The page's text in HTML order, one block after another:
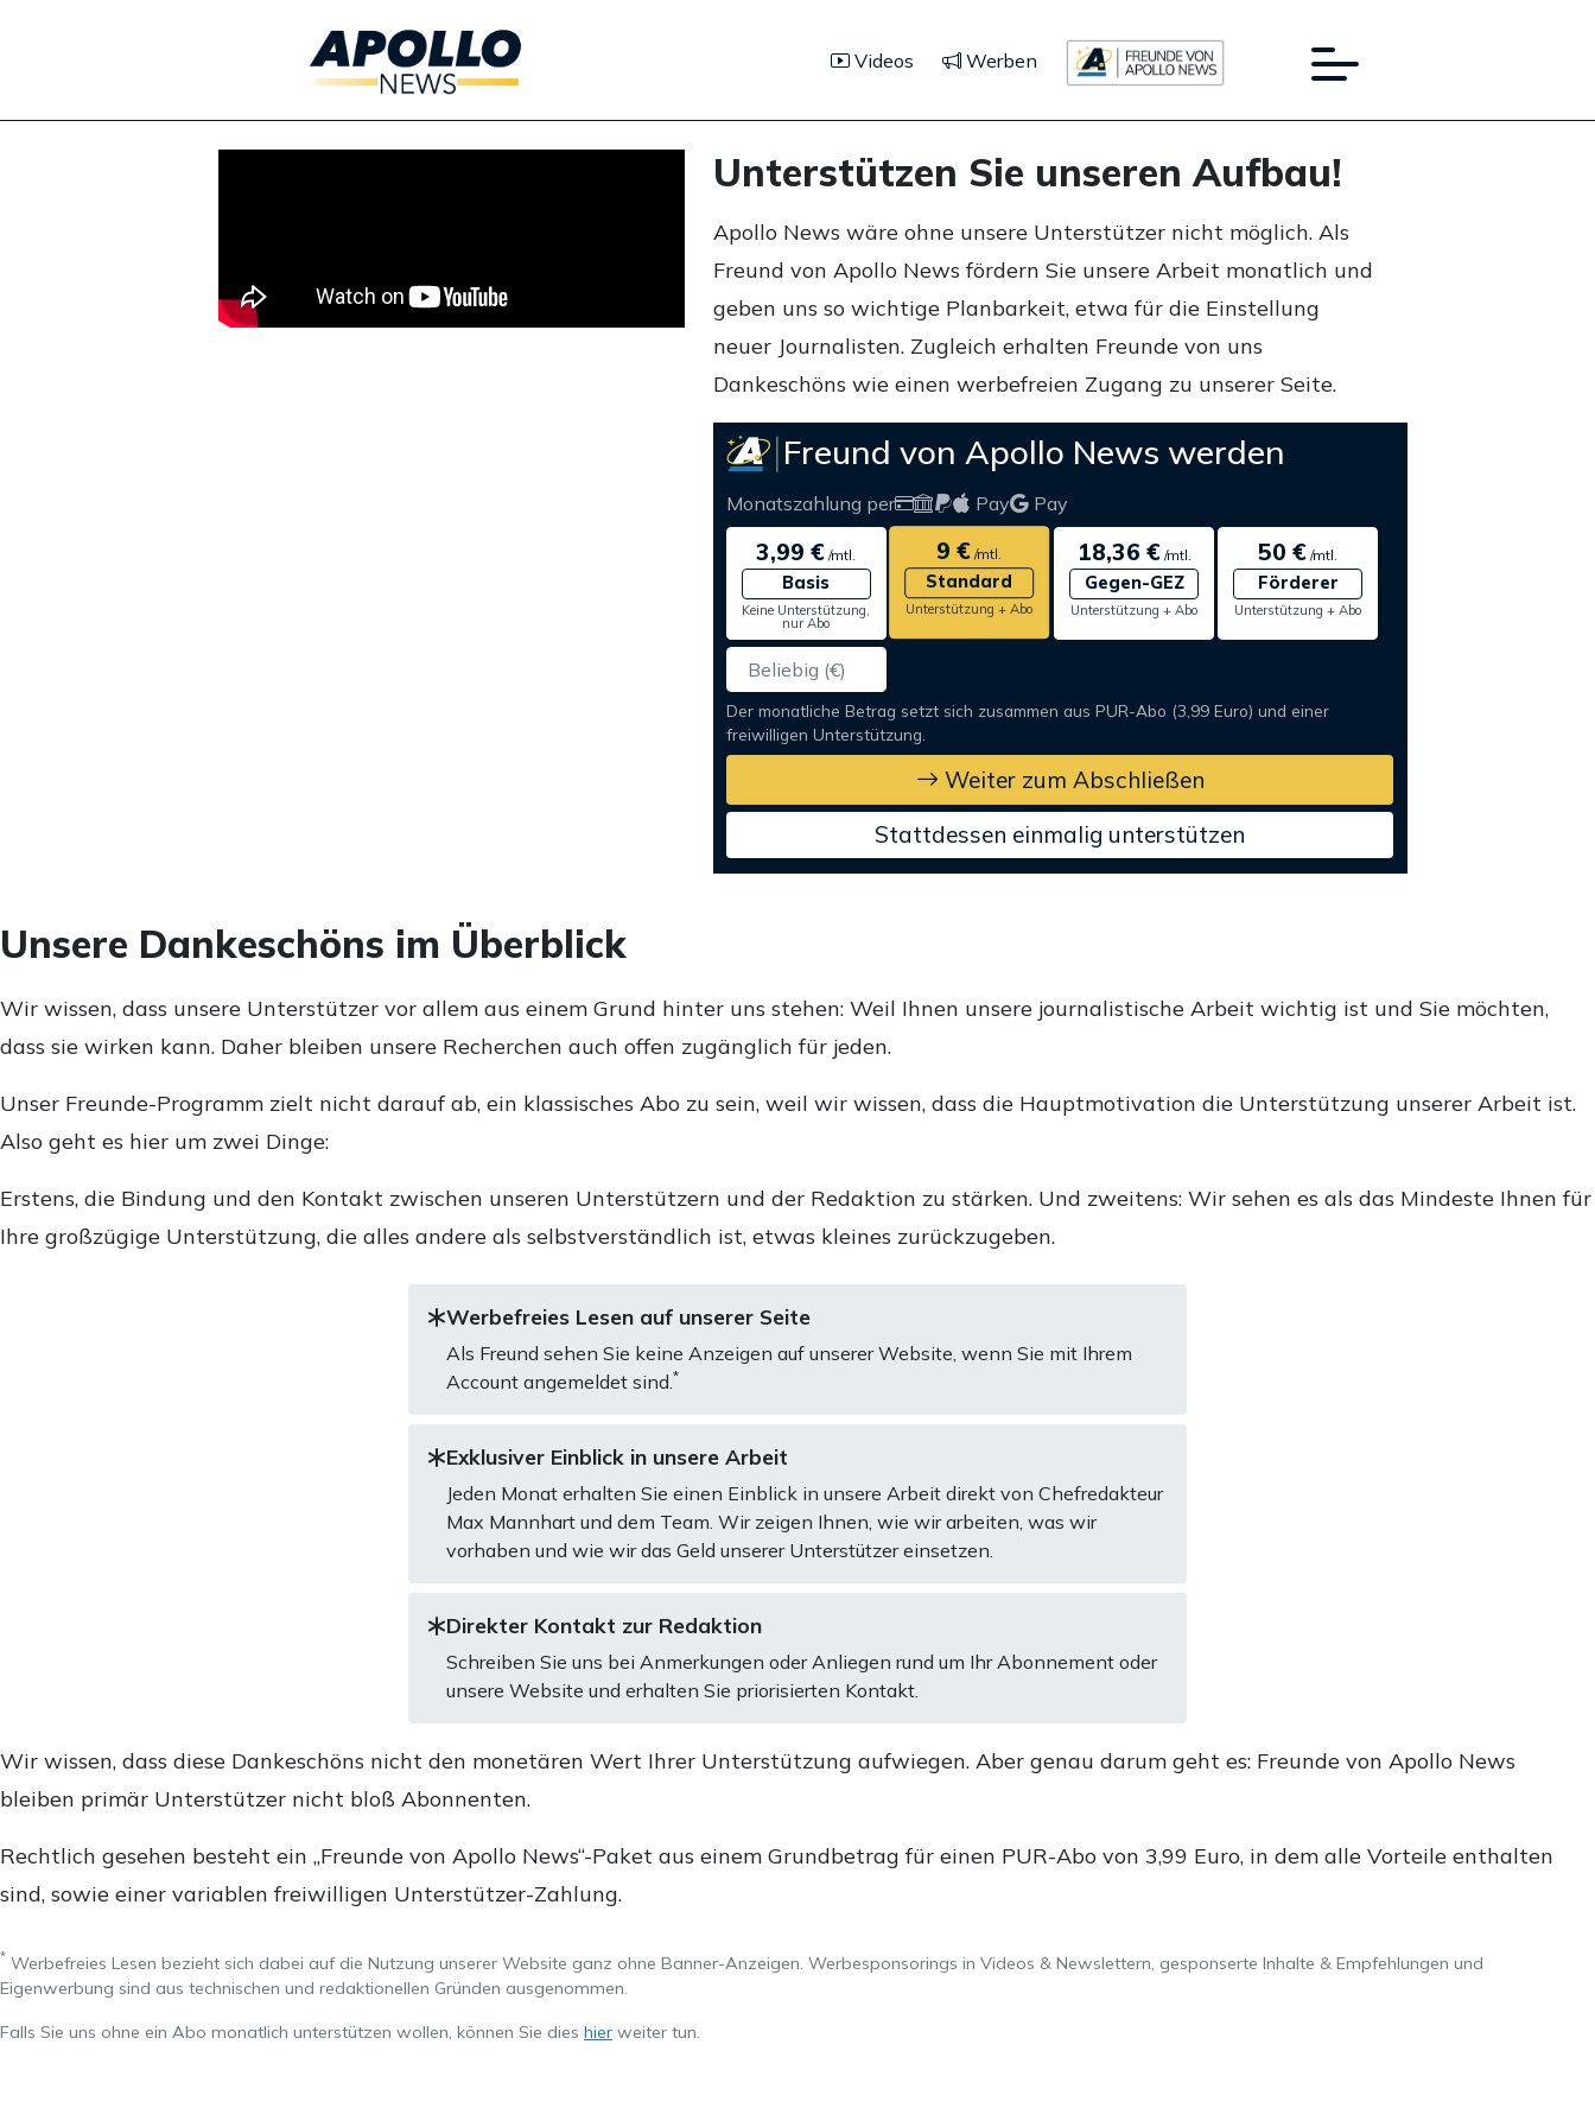
Videos Werben
Unterstützen Sie unseren Aufbau!
Apollo News wäre ohne unsere Unterstützer nicht möglich. Als
Freund von Apollo News fördern Sie unsere Arbeit monatlich und
geben uns so wichtige Planbarkeit, etwa für die Einstellung
neuer Journalisten. Zugleich erhalten Freunde von uns
Dankeschöns wie einen werbefreien Zugang zu unserer Seite.
Freund von Apollo News werden
Monatszahlung per Pay Pay
3,99 € /mtl.
Basis
Keine Unterstützung,
nur Abo
9 € /mtl.
Standard
Unterstützung + Abo
18,36 €/mtl.
Gegen-GEZ
Unterstützung + Abo
50 € /mtl.
Förderer
Unterstützung + Abo
Der monatliche Betrag setzt sich zusammen aus PUR-Abo (3,99 Euro) und einer
freiwilligen Unterstützung.
Weiter zum Abschließen
Stattdessen einmalig unterstützen
Unsere Dankeschöns im Überblick
Wir wissen, dass unsere Unterstützer vor allem aus einem Grund hinter uns stehen: Weil Ihnen unsere journalistische Arbeit wichtig ist und Sie möchten,
dass sie wirken kann. Daher bleiben unsere Recherchen auch offen zugänglich für jeden.
Unser Freunde-Programm zielt nicht darauf ab, ein klassisches Abo zu sein, weil wir wissen, dass die Hauptmotivation die Unterstützung unserer Arbeit ist.
Also geht es hier um zwei Dinge:
Erstens, die Bindung und den Kontakt zwischen unseren Unterstützern und der Redaktion zu stärken. Und zweitens: Wir sehen es als das Mindeste Ihnen für
Ihre großzügige Unterstützung, die alles andere als selbstverständlich ist, etwas kleines zurückzugeben.
Werbefreies Lesen auf unserer Seite
Als Freund sehen Sie keine Anzeigen auf unserer Website, wenn Sie mit Ihrem
Account angemeldet sind. *
Exklusiver Einblick in unsere Arbeit
Jeden Monat erhalten Sie einen Einblick in unsere Arbeit direkt von Chefredakteur
Max Mannhart und dem Team. Wir zeigen Ihnen, wie wir arbeiten, was wir
vorhaben und wie wir das Geld unserer Unterstützer einsetzen.
Direkter Kontakt zur Redaktion
Schreiben Sie uns bei Anmerkungen oder Anliegen rund um Ihr Abonnement oder
unsere Website und erhalten Sie priorisierten Kontakt.
Wir wissen, dass diese Dankeschöns nicht den monetären Wert Ihrer Unterstützung aufwiegen. Aber genau darum geht es: Freunde von Apollo News
bleiben primär Unterstützer nicht bloß Abonnenten.
Rechtlich gesehen besteht ein „Freunde von Apollo News“-Paket aus einem Grundbetrag für einen PUR-Abo von 3,99 Euro, in dem alle Vorteile enthalten
sind, sowie einer variablen freiwilligen Unterstützer-Zahlung.
* Werbefreies Lesen bezieht sich dabei auf die Nutzung unserer Website ganz ohne Banner-Anzeigen. Werbesponsorings in Videos & Newslettern, gesponserte Inhalte & Empfehlungen und
Eigenwerbung sind aus technischen und redaktionellen Gründen ausgenommen.
Falls Sie uns ohne ein Abo monatlich unterstützen wollen, können Sie dies hier weiter tun.